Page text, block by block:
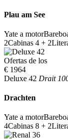
Plau am See
Yate a motor
2Cabinas 4 + 2
Ofertas de los
€ 1964
Deluxe 42 Drait
Drachten
Yate a motor
4Cabinas 8 + 2